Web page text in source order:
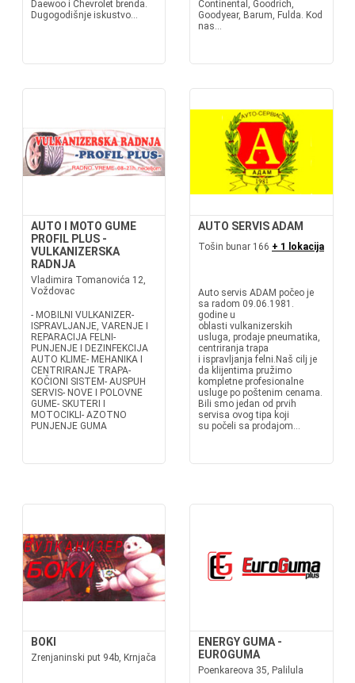
Daewoo i Chevrolet brenda.
Dugogodišnje iskustvo...
Continental, Goodrich,
Goodyear, Barum, Fulda. Kod
nas...
AUTO I MOTO GUME
PROFIL PLUS -
VULKANIZERSKA
RADNJA
Vladimira Tomanovića 12,
Voždovac
- MOBILNI VULKANIZER-
ISPRAVLJANJE, VARENJE I
REPARACIJA FELNI-
PUNJENJE I DEZINFEKCIJA
AUTO KLIME- MEHANIKA I
CENTRIRANJE TRAPA-
KOČIONI SISTEM- AUSPUH
SERVIS- NOVE I POLOVNE
GUME- SKUTERI I
MOTOCIKLI- AZOTNO
PUNJENJE GUMA
AUTO SERVIS ADAM
Tošin bunar 166 + 1 lokacija
Auto servis ADAM počeo je
sa radom 09.06.1981.
godine u
oblasti vulkanizerskih
usluga, prodaje pneumatika,
centriranja trapa
i ispravljanja felni.Naš cilj je
da klijentima pružimo
kompletne profesionalne
usluge po poštenim cenama.
Bili smo jedan od prvih
servisa ovog tipa koji
su počeli sa prodajom...
BOKI
Zrenjaninski put 94b, Krnjača
ENERGY GUMA -
EUROGUMA
Poenkareova 35, Palilula